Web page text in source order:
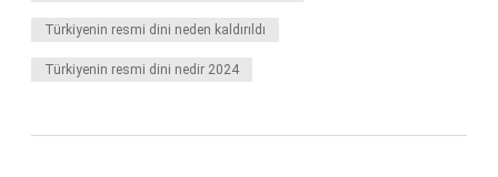
Türkiyenin resmi dini neden kaldırıldı
Türkiyenin resmi dini nedir 2024